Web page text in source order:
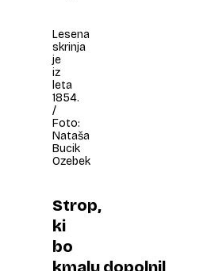
Lesena
skrinja
je
iz
leta
1854.
/
Foto:
Nataša
Bucik
Ozebek
Strop,
ki
bo
kmalu dopolnil